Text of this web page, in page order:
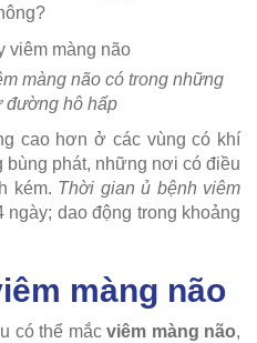
màng não có trong những
đường hô hấp
cao hơn ở các vùng có khí
bùng phát, những nơi có điều
kém. Thời gian ủ bệnh viêm
dao động trong khoảng
màng não
có thể mắc viêm màng não,